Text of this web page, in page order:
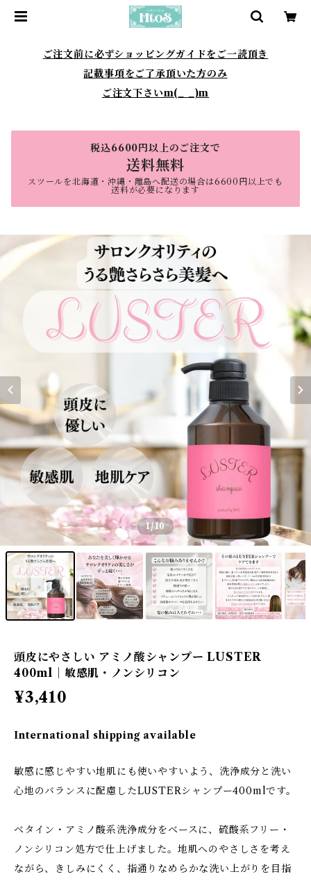
ご注文前に必ずショッピングガイドをご一読頂き
記載事項をご了承頂いた方のみ
ご注文下さいm(_ _)m
税込6600円以上のご注文で
送料無料
スツールを北海道・沖縄・離島へ配送の場合は6600円以上でも
送料が必要になります
1/10
頭皮にやさしい アミノ酸シャンプー LUSTER
400ml｜敏感肌・ノンシリコン
¥3,410
International shipping available
敏感に感じやすい地肌にも使いやすいよう、洗浄成分と洗い
心地のバランスに配慮したLUSTERシャンプー400mlです。
ベタイン・アミノ酸系洗浄成分をベースに、硫酸系フリー・
ノンシリコン処方で仕上げました。地肌へのやさしさを考え
ながら、きしみにくく、指通りなめらかな洗い上がりを目指